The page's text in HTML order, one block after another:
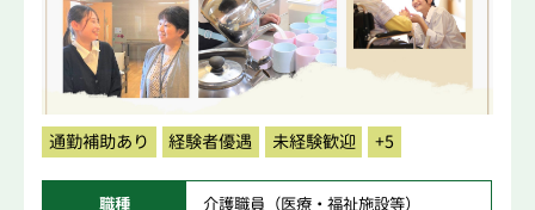
通勤補助あり 経験者優遇 未経験歓迎 +5
職種 介護職員（医療・福祉施設等）